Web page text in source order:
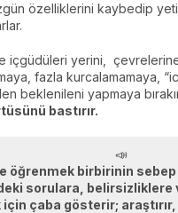
özelliklerini kaybedip
içgüdüleri yerini,
fazla kurcalamamaya,
beklenileni yapmaya
bastırır.
📣
öğrenmek birbirinin sebep
sorulara, belirsizliklere
çaba gösterir;